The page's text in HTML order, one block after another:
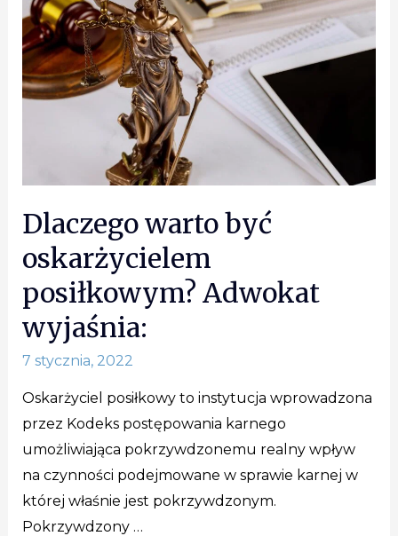
Dlaczego warto być
oskarżycielem
posiłkowym? Adwokat
wyjaśnia:
7 stycznia, 2022
Oskarżyciel posiłkowy to instytucja wprowadzona
przez Kodeks postępowania karnego
umożliwiająca pokrzywdzonemu realny wpływ
na czynności podejmowane w sprawie karnej w
której właśnie jest pokrzywdzonym.
Pokrzywdzony …